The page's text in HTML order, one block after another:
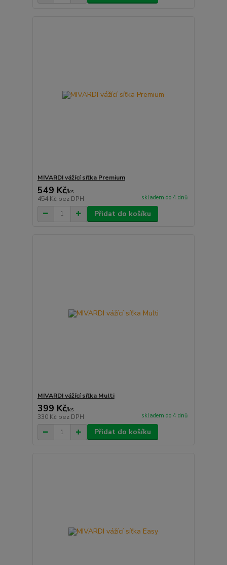
MIVARDI vážící síťka Premium
549 Kč/ks
454 Kč bez DPH skladem do 4 dnů
Přidat do košíku
MIVARDI vážící síťka Multi
399 Kč/ks
330 Kč bez DPH skladem do 4 dnů
Přidat do košíku